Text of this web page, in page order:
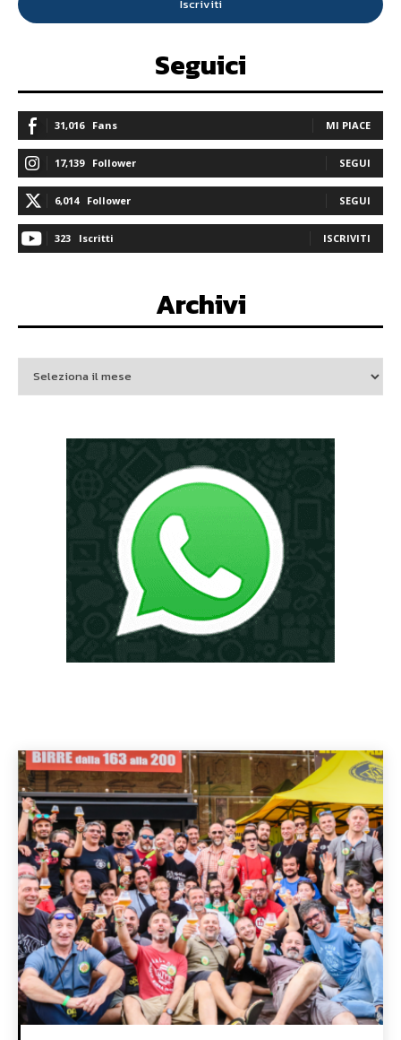
Iscriviti
Seguici
31,016 Fans MI PIACE
17,139 Follower SEGUI
6,014 Follower SEGUI
323 Iscritti ISCRIVITI
Archivi